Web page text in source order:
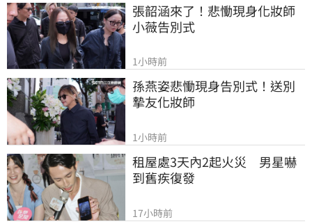
張韶涵來了！悲慟現身化妝師
小薇告別式
1小時前
孫燕姿悲慟現身告別式！送別
摯友化妝師
1小時前
租屋處3天內2起火災　男星嚇
到舊疾復發
17小時前